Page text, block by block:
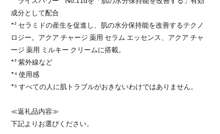
成分として配合​
*² セラミドの産生を促進し、肌の水分保持能を改善するテクノ
ロジー。アクア チャージ 薬用 セラム エッセンス、アクア チャ
ージ 薬用 ミルキー クリームに搭載。​
*³ 紫外線など​​
*⁴ 使用感
*⁵ すべての人に肌トラブルがおきないわけではありません。
≪返礼品内容≫
下記よりお選びください。